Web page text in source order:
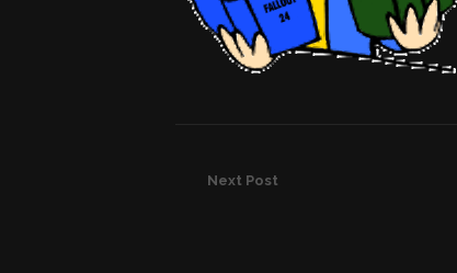
Next Post